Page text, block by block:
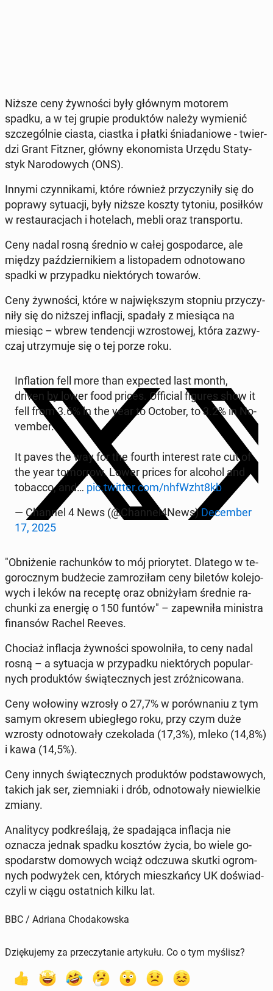
Niższe ceny żyw­no­ści były głównym motorem
spadku, a w tej grupie pro­duk­tów należy wy­mie­nić
szcze­gól­nie ciasta, ciastka i płatki śnia­da­nio­we - twier­
dzi Grant Fitzner, główny eko­no­mi­sta Urzędu Sta­ty­
styk Na­ro­do­wych (ONS).
Innymi czyn­ni­ka­mi, które również przy­czy­ni­ły się do
poprawy sy­tu­acji, były niższe koszty tytoniu, po­sił­ków
w re­stau­ra­cjach i ho­te­lach, mebli oraz trans­por­tu.
Ceny nadal rosną średnio w całej go­spo­dar­ce, ale
między paź­dzier­ni­kiem a li­sto­pa­dem od­no­to­wa­no
spadki w przy­pad­ku nie­któ­rych towarów.
Ceny żyw­no­ści, które w naj­więk­szym stopniu przy­czy­
ni­ły się do niższej in­fla­cji, spadały z mie­sią­ca na
miesiąc – wbrew ten­den­cji wzro­sto­wej, która za­zwy­
czaj utrzy­mu­je się o tej porze roku.
In­fla­tion fell more than expec­ted last month,
driven by lower food prices. Of­fi­cial figures show it
fell from 3.6% in the year to October, to 3.2% in No­
vem­ber.
It paves the way for the fourth in­te­rest rate cut of
the year to­mor­row. Lower prices for alcohol and
tobacco, and… pic.twitter.com/nhfWzht8kb
— Channel 4 News (@Channel4News) De­cem­ber
17, 2025
"Ob­ni­że­nie ra­chun­ków to mój prio­ry­tet. Dlatego w te­
go­rocz­nym bu­dże­cie za­mro­zi­łam ceny biletów ko­le­jo­
wych i leków na receptę oraz ob­ni­ży­łam średnie ra­
chun­ki za energię o 150 funtów" – za­pew­ni­ła mi­ni­stra
fi­nan­sów Rachel Reeves.
Chociaż in­fla­cja żyw­no­ści spo­wol­ni­ła, to ceny nadal
rosną – a sy­tu­acja w przy­pad­ku nie­któ­rych po­pu­lar­
nych pro­duk­tów świą­tecz­nych jest zróż­ni­co­wa­na.
Ceny wo­ło­wi­ny wzrosły o 27,7% w po­rów­na­niu z tym
samym okresem ubie­głe­go roku, przy czym duże
wzrosty od­no­to­wa­ły cze­ko­la­da (17,3%), mleko (14,8%)
i kawa (14,5%).
Ceny innych świą­tecz­nych pro­duk­tów pod­sta­wo­wych,
takich jak ser, ziem­nia­ki i drób, od­no­to­wa­ły nie­wiel­kie
zmiany.
Ana­li­ty­cy pod­kre­śla­ją, że spa­da­ją­ca in­fla­cja nie
oznacza jednak spadku ​​kosz­tów życia, bo wiele go­
spo­darstw do­mo­wych wciąż odczuwa skutki ogrom­
nych pod­wy­żek cen, których miesz­kań­cy UK do­świad­
czy­li w ciągu ostat­nich kilku lat.
BBC / Adriana Chodakowska
Dziękujemy za przeczytanie artykułu. Co o tym myślisz?